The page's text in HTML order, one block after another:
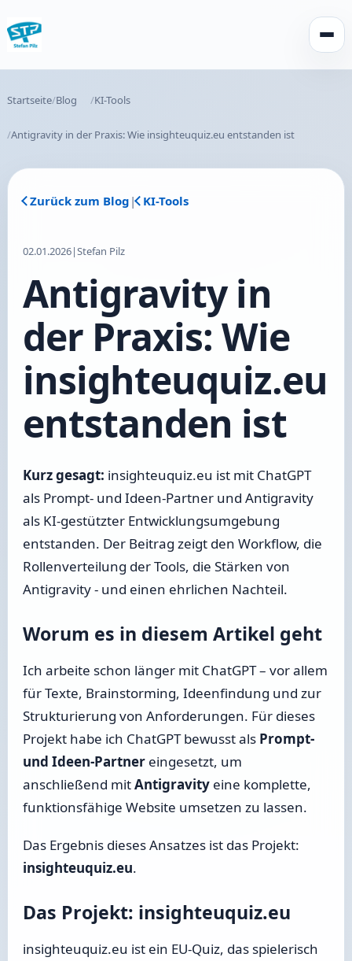
Startseite Blog KI-Tools
Antigravity in der Praxis: Wie insighteuquiz.eu entstanden ist
Zurück zum Blog | KI-Tools
02.01.2026|Stefan Pilz
Antigravity in
der Praxis: Wie
insighteuquiz.eu
entstanden ist
Kurz gesagt: insighteuquiz.eu ist mit ChatGPT
als Prompt- und Ideen-Partner und Antigravity
als KI-gestützter Entwicklungsumgebung
entstanden. Der Beitrag zeigt den Workflow, die
Rollenverteilung der Tools, die Stärken von
Antigravity - und einen ehrlichen Nachteil.
Worum es in diesem Artikel geht
Ich arbeite schon länger mit ChatGPT – vor allem
für Texte, Brainstorming, Ideenfindung und zur
Strukturierung von Anforderungen. Für dieses
Projekt habe ich ChatGPT bewusst als Prompt-
und Ideen-Partnereingesetzt, um
anschließend mitAntigravityeine komplette,
funktionsfähige Website umsetzen zu lassen.
Das Ergebnis dieses Ansatzes ist das Projekt:
insighteuquiz.eu.
Das Projekt: insighteuquiz.eu
insighteuquiz.eu ist ein EU-Quiz, das spielerisch